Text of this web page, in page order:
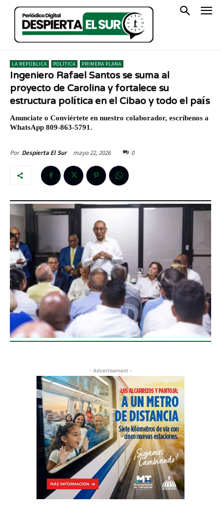
LA REPÚBLICA POLÍTICA PRIMERA PLANA
Ingeniero Rafael Santos se suma al
proyecto de Carolina y fortalece su
estructura política en el Cibao y todo el país
Anunciate o Conviértete en nuestro colaborador, escríbenos a
WhatsApp 809-863-5791.
Por Despierta El Sur mayo 22, 2026 0
- Advertisement -